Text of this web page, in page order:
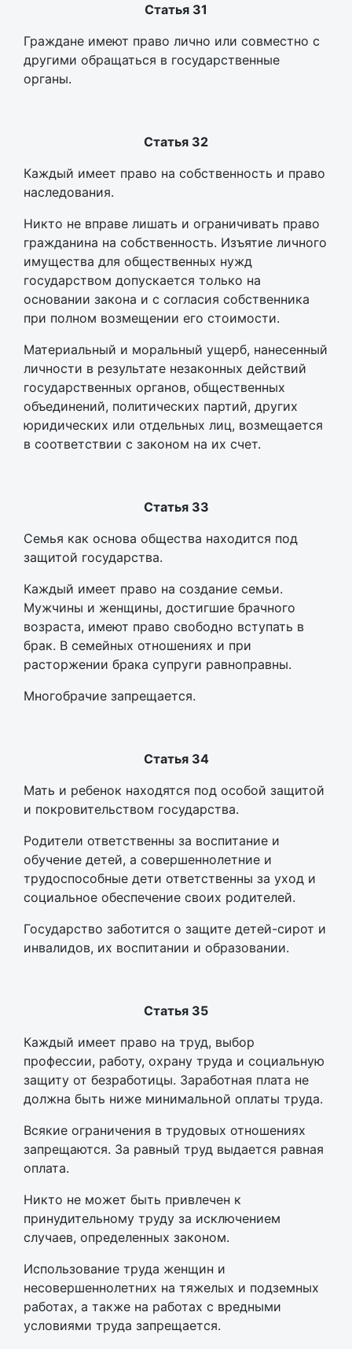
Статья 31
Граждане имеют право лично или совместно с
другими обращаться в государственные
органы.
Статья 32
Каждый имеет право на собственность и право
наследования.
Никто не вправе лишать и ограничивать право
гражданина на собственность. Изъятие личного
имущества для общественных нужд
государством допускается только на
основании закона и с согласия собственника
при полном возмещении его стоимости.
Материальный и моральный ущерб, нанесенный
личности в результате незаконных действий
государственных органов, общественных
объединений, политических партий, других
юридических или отдельных лиц, возмещается
в соответствии с законом на их счет.
Статья 33
Семья как основа общества находится под
защитой государства.
Каждый имеет право на создание семьи.
Мужчины и женщины, достигшие брачного
возраста, имеют право свободно вступать в
брак. В семейных отношениях и при
расторжении брака супруги равноправны.
Многобрачие запрещается.
Статья 34
Мать и ребенок находятся под особой защитой
и покровительством государства.
Родители ответственны за воспитание и
обучение детей, а совершеннолетние и
трудоспособные дети ответственны за уход и
социальное обеспечение своих родителей.
Государство заботится о защите детей-сирот и
инвалидов, их воспитании и образовании.
Статья 35
Каждый имеет право на труд, выбор
профессии, работу, охрану труда и социальную
защиту от безработицы. Заработная плата не
должна быть ниже минимальной оплаты труда.
Всякие ограничения в трудовых отношениях
запрещаются. За равный труд выдается равная
оплата.
Никто не может быть привлечен к
принудительному труду за исключением
случаев, определенных законом.
Использование труда женщин и
несовершеннолетних на тяжелых и подземных
работах, а также на работах с вредными
условиями труда запрещается.